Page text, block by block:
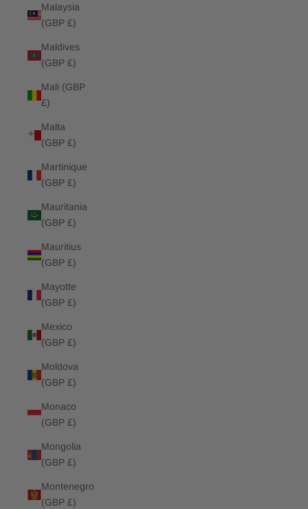
Malaysia
(GBP £)
Maldives
(GBP £)
Mali (GBP
£)
Malta
(GBP £)
Martinique
(GBP £)
Mauritania
(GBP £)
Mauritius
(GBP £)
Mayotte
(GBP £)
Mexico
(GBP £)
Moldova
(GBP £)
Monaco
(GBP £)
Mongolia
(GBP £)
Montenegro
(GBP £)